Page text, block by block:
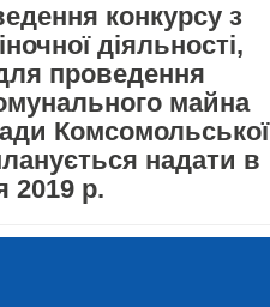
конкурсу з
діяльності,
проведення
майна
Комсомольської
надати в
2019 р.